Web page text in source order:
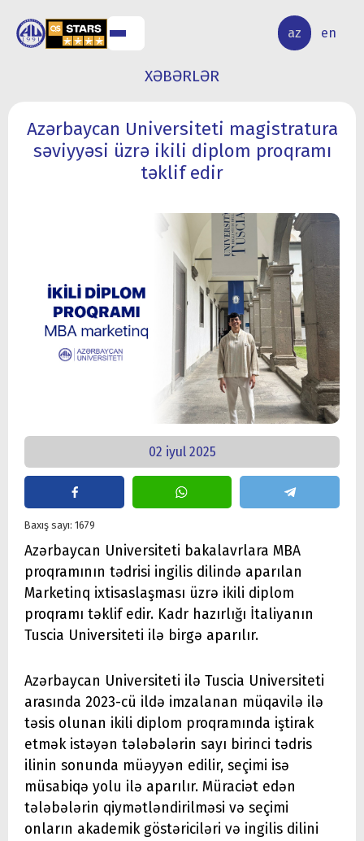
az en
ELMİ
TƏDQİQAT
XƏBƏRLƏR
Azərbaycan Universiteti magistratura
səviyyəsi üzrə ikili diplom proqramı
təklif edir
02 iyul 2025
Baxış sayı: 1679
Azərbaycan Universiteti bakalavrlara MBA
proqramının tədrisi ingilis dilində aparılan
Marketinq ixtisaslaşması üzrə ikili diplom
proqramı təklif edir. Kadr hazırlığı İtaliyanın
Tuscia Universiteti ilə birgə aparılır.
Azərbaycan Universiteti ilə Tuscia Universiteti
arasında 2023-cü ildə imzalanan müqavilə ilə
təsis olunan ikili diplom proqramında iştirak
etmək istəyən tələbələrin sayı birinci tədris
ilinin sonunda müəyyən edilir, seçimi isə
müsabiqə yolu ilə aparılır. Müraciət edən
tələbələrin qiymətləndirilməsi və seçimi
onların akademik göstəriciləri və ingilis dilini